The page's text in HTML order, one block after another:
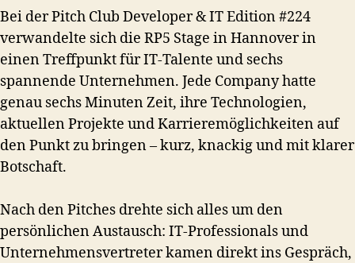
Bei der Pitch Club Developer & IT Edition #224
verwandelte sich die RP5 Stage in Hannover in
einen Treffpunkt für IT-Talente und sechs
spannende Unternehmen. Jede Company hatte
genau sechs Minuten Zeit, ihre Technologien,
aktuellen Projekte und Karrieremöglichkeiten auf
den Punkt zu bringen – kurz, knackig und mit klarer
Botschaft.
Nach den Pitches drehte sich alles um den
persönlichen Austausch: IT-Professionals und
Unternehmensvertreter kamen direkt ins Gespräch,